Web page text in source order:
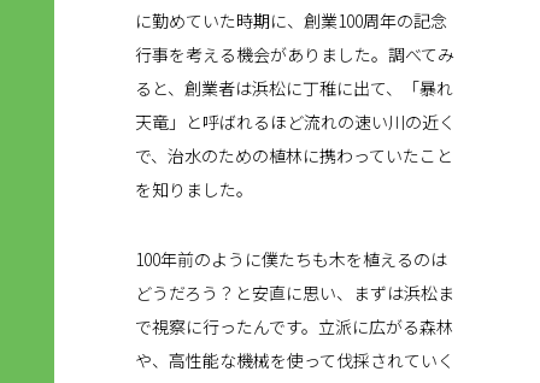
に勤めていた時期に、創業100周年の記念
行事を考える機会がありました。調べてみ
ると、創業者は浜松に丁稚に出て、「暴れ
天竜」と呼ばれるほど流れの速い川の近く
で、治水のための植林に携わっていたこと
を知りました。
100年前のように僕たちも木を植えるのは
どうだろう？と安直に思い、まずは浜松ま
で視察に行ったんです。立派に広がる森林
や、高性能な機械を使って伐採されていく